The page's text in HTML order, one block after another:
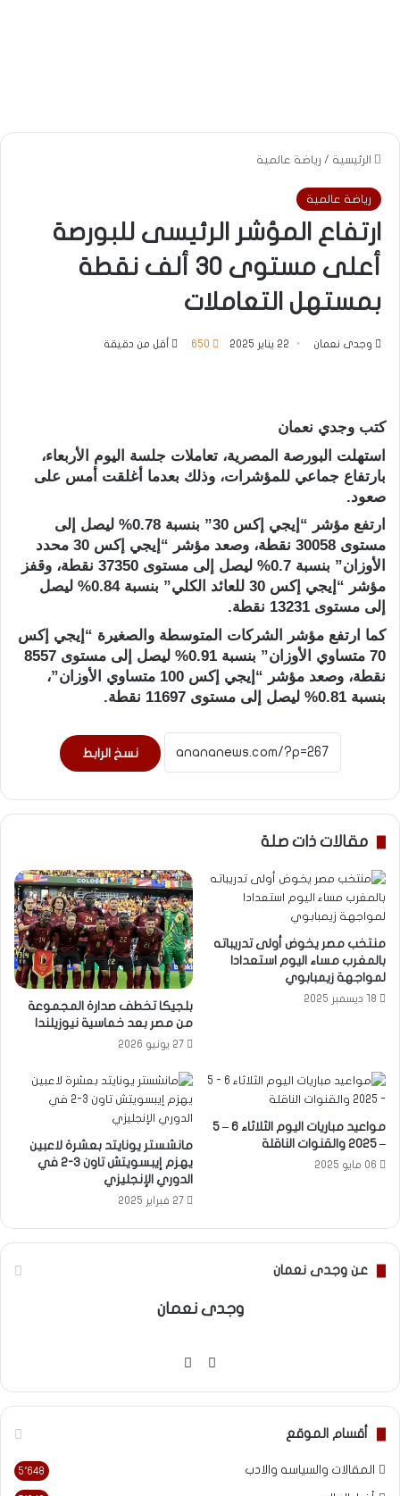
الرئيسية / رياضة عالمية
رياضة عالمية
ارتفاع المؤشر الرئيسى للبورصة
أعلى مستوى 30 ألف نقطة
بمستهل التعاملات
وجدى نعمان 22 يناير 2025 650 أقل من دقيقة
كتب وجدي نعمان
استهلت البورصة المصرية، تعاملات جلسة اليوم الأربعاء،
بارتفاع جماعي للمؤشرات، وذلك بعدما أغلقت أمس على
صعود.
ارتفع مؤشر “إيجي إكس 30” بنسبة 0.78% ليصل إلى
مستوى 30058 نقطة، وصعد مؤشر “إيجي إكس 30 محدد
الأوزان” بنسبة 0.7% ليصل إلى مستوى 37350 نقطة، وقفز
مؤشر “إيجي إكس 30 للعائد الكلي” بنسبة 0.84% ليصل
إلى مستوى 13231 نقطة.
كما ارتفع مؤشر الشركات المتوسطة والصغيرة “إيجي إكس
70 متساوي الأوزان” بنسبة 0.91% ليصل إلى مستوى 8557
نقطة، وصعد مؤشر “إيجي إكس 100 متساوي الأوزان”،
بنسبة 0.81% ليصل إلى مستوى 11697 نقطة.
نسخ الرابط
مقالات ذات صلة
منتخب مصر يخوض أولى تدريباته
بالمغرب مساء اليوم استعدادا
لمواجهة زيمبابوي
18 ديسمبر 2025
بلجيكا تخطف صدارة المجموعة
من مصر بعد خماسية نيوزيلندا
27 يونيو 2026
مواعيد مباريات اليوم الثلاثاء 6 – 5
– 2025 والقنوات الناقلة
06 مايو 2025
مانشستر يونايتد بعشرة لاعبين
يهزم إيبسويتش تاون 3-2 في
الدوري الإنجليزي
27 فبراير 2025
عن وجدى نعمان
وجدى نعمان
موقع
أقسام الموقع
المقالات والسياسه والادب 5٬648